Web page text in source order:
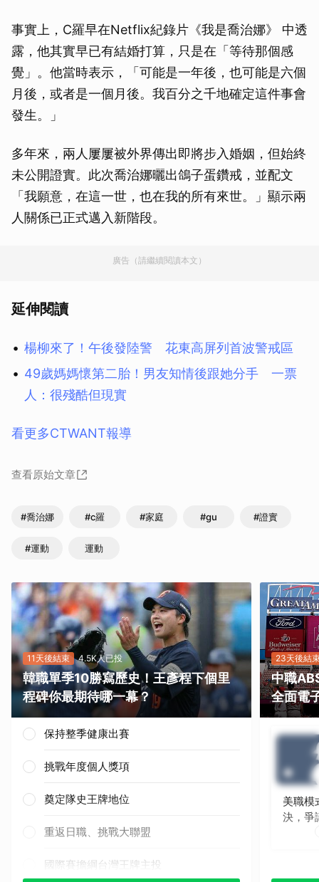
事實上，C羅早在Netflix紀錄片《我是喬治娜》 中透
露，他其實早已有結婚打算，只是在「等待那個感
覺」。他當時表示，「可能是一年後，也可能是六個
月後，或者是一個月後。我百分之千地確定這件事會
發生。」
多年來，兩人屢屢被外界傳出即將步入婚姻，但始終
未公開證實。此次喬治娜曬出鴿子蛋鑽戒，並配文
「我願意，在這一世，也在我的所有來世。」顯示兩
人關係已正式邁入新階段。
廣告（請繼續閱讀本文）
延伸閱讀
楊柳來了！午後發陸警 花東高屏列首波警戒區
49歲媽媽懷第二胎！男友知情後跟她分手 一票
人：很殘酷但現實
看更多CTWANT報導
查看原始文章
#喬治娜 #c羅 #家庭 #gu #證實
#運動 運動
11天後結束 4.5K人已投
韓職單季10勝寫歷史！王彥程下個里
程碑你最期待哪一幕？
保持整季健康出賽
挑戰年度個人獎項
奠定隊史王牌地位
重返日職、挑戰大聯盟
國際賽擔綱台灣王牌主投
23天後結
中職
全面電
美職模
決，爭